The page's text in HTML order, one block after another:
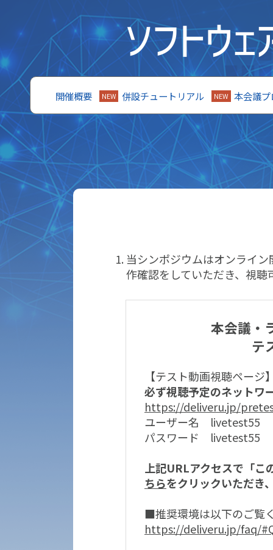
開催概要 NEW 併設チュートリアル NEW 本会議
当シンポジウムはオンライ
作確認をしていただき、視
本会議・
テ
【テスト動画視聴ページ
必ず視聴予定のネットワ
https://deliveru.jp/
ユーザー名 livetest55
パスワード livetest55
上記URLアクセスで「こ
ちらをクリックいただき
■推奨環境は以下のご覧
https://deliveru.jp/faq/